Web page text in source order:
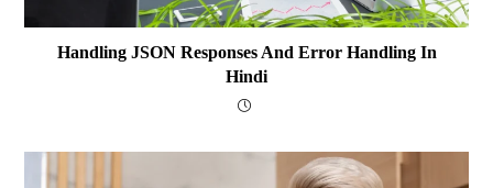
Handling JSON Responses And Error Handling In
Hindi